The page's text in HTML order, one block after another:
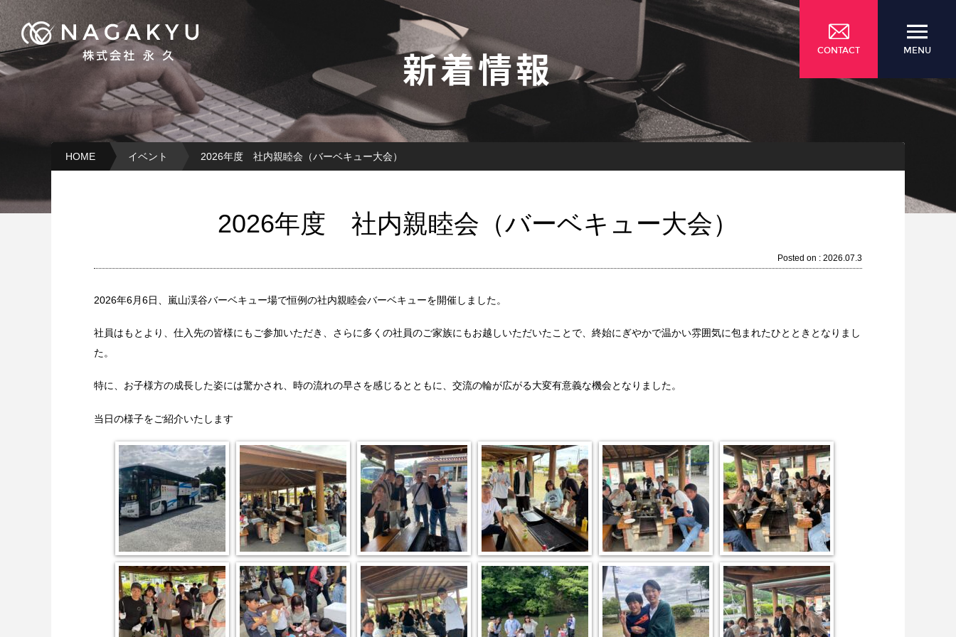
CONTACT MENU
新着情報
HOME イベント 2026年度 社内親睦会（バーベキュー大会）
2026年度 社内親睦会（バーベキュー大会）
Posted on : 2026.07.3
2026年6月6日、嵐山渓谷バーベキュー場で恒例の社内親睦会バーベキューを開催しました。
社員はもとより、仕入先の皆様にもご参加いただき、さらに多くの社員のご家族にもお越しいただいたことで、終始にぎやかで温かい雰囲気に包まれたひとときとなりまし
た。
特に、お子様方の成長した姿には驚かされ、時の流れの早さを感じるとともに、交流の輪が広がる大変有意義な機会となりました。
当日の様子をご紹介いたします